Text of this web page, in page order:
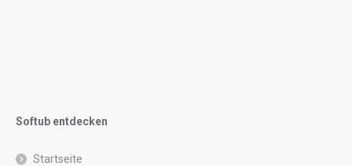
Softub entdecken
Startseite